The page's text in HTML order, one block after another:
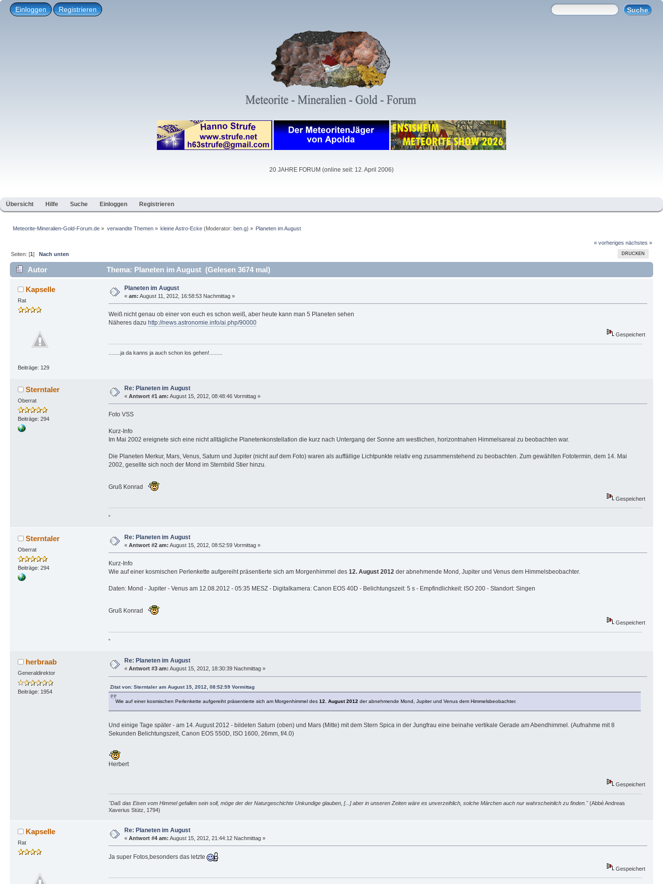
Einloggen Registrieren
20 JAHRE FORUM (online seit: 12. April 2006)
Übersicht Hilfe Suche Einloggen Registrieren
Meteorite-Mineralien-Gold-Forum.de » verwandte Themen» kleine Astro-Ecke(Moderator: ben.g) » Planeten im August
« vorheriges nächstes »
DRUCKEN
Seiten: [1]Nach unten
Autor Thema: Planeten im August (Gelesen 3674 mal)
Kapselle
Rat
Beiträge: 129
Planeten im August
« am: August 11, 2012, 16:58:53 Nachmittag »
Weiß nicht genau ob einer von euch es schon weiß, aber heute kann man 5 Planeten sehen
Näheres dazu http://news.astronomie.info/ai.php/90000
Gespeichert
........ja da kanns ja auch schon los gehen!.........
Sterntaler
Oberrat
Beiträge: 294
Re: Planeten im August
« Antwort #1 am: August 15, 2012, 08:48:46 Vormittag »
Foto VSS
Kurz-Info
Im Mai 2002 ereignete sich eine nicht alltägliche Planetenkonstellation die kurz nach Untergang der Sonne am westlichen, horizontnahen Himmelsareal zu beobachten war.
Die Planeten Merkur, Mars, Venus, Saturn und Jupiter (nicht auf dem Foto) waren als auffällige Lichtpunkte relativ eng zusammenstehend zu beobachten. Zum gewählten Fototermin, dem 14. Mai
2002, gesellte sich noch der Mond im Sternbild Stier hinzu.
Gruß Konrad
Gespeichert
“
Sterntaler
Oberrat
Beiträge: 294
Re: Planeten im August
« Antwort #2 am: August 15, 2012, 08:52:59 Vormittag »
Kurz-Info
Wie auf einer kosmischen Perlenkette aufgereiht präsentierte sich am Morgenhimmel des 12. August 2012der abnehmende Mond, Jupiter und Venus dem Himmelsbeobachter.
Daten: Mond - Jupiter - Venus am 12.08.2012 - 05:35 MESZ - Digitalkamera: Canon EOS 40D - Belichtungszeit: 5 s - Empfindlichkeit: ISO 200 - Standort: Singen
Gruß Konrad
Gespeichert
“
herbraab
Generaldirektor
Beiträge: 1954
Re: Planeten im August
« Antwort #3 am: August 15, 2012, 18:30:39 Nachmittag »
Zitat von: Sterntaler am August 15, 2012, 08:52:59 Vormittag
Wie auf einer kosmischen Perlenkette aufgereiht präsentierte sich am Morgenhimmel des 12. August 2012der abnehmende Mond, Jupiter und Venus dem Himmelsbeobachter.
Und einige Tage später - am 14. August 2012 - bildeten Saturn (oben) und Mars (Mitte) mit dem Stern Spica in der Jungfrau eine beinahe vertikale Gerade am Abendhimmel. (Aufnahme mit 8
Sekunden Belichtungszeit, Canon EOS 550D, ISO 1600, 26mm, f/4.0)
Herbert
Gespeichert
"Daß das Eisen vom Himmel gefallen sein soll, möge der der Naturgeschichte Unkundige glauben, [...] aber in unseren Zeiten wäre es unverzeihlich, solche Märchen auch nur wahrscheinlich zu finden."(Abbé Andreas
Xaverius Stütz, 1794)
Kapselle
Rat
Re: Planeten im August
« Antwort #4 am: August 15, 2012, 21:44:12 Nachmittag »
Ja super Fotos,besonders das letzte
Gespeichert